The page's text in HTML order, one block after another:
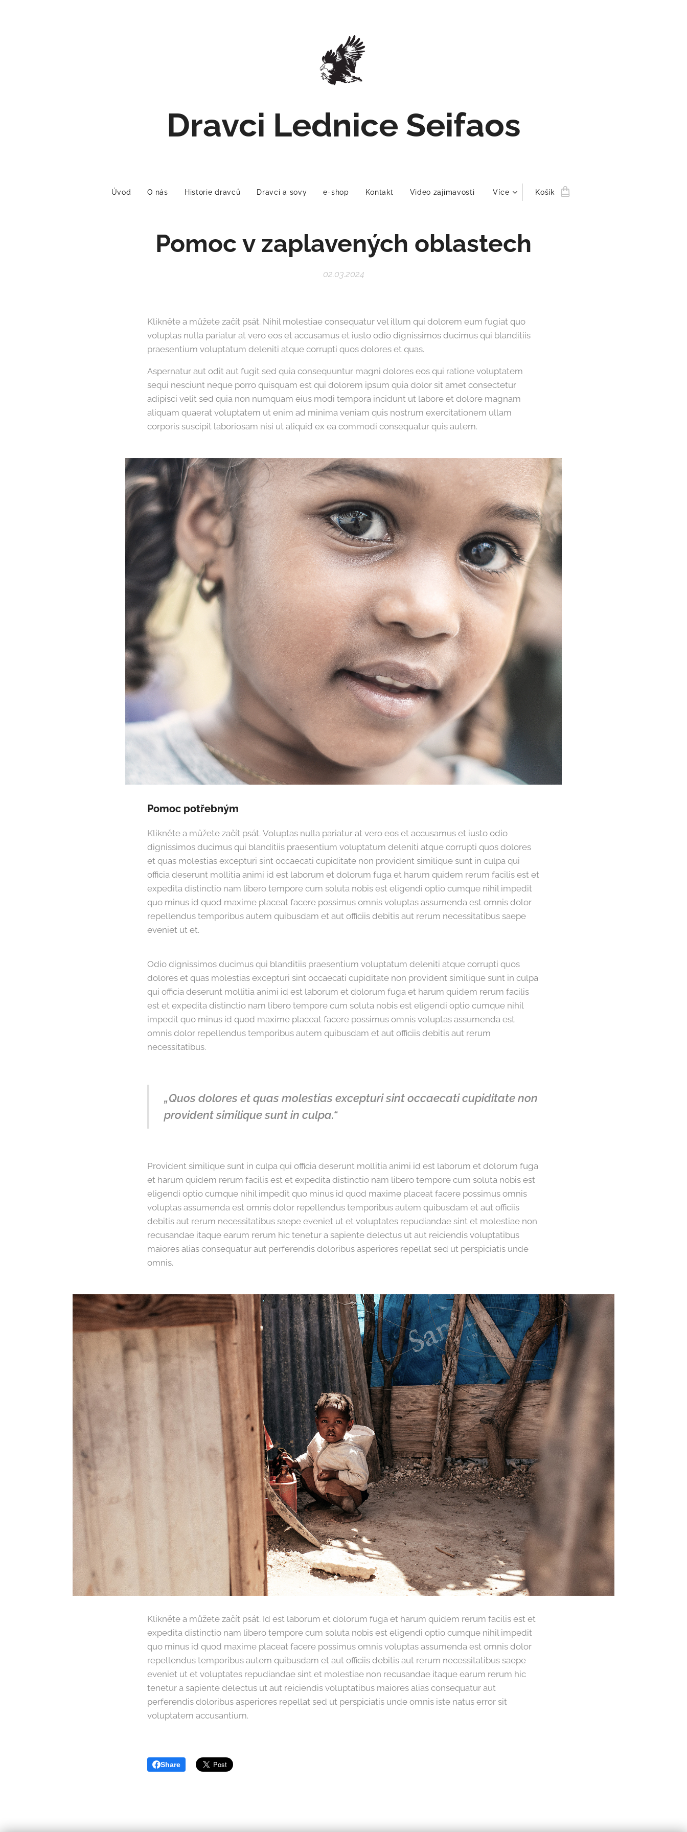
Dravci Lednice Seifaos
Úvod O nás Historie dravců Dravci a sovy e-shop Kontakt Video zajímavosti Více Košík
Pomoc v zaplavených oblastech
02.03.2024
Klikněte a můžete začít psát. Nihil molestiae consequatur vel illum qui dolorem eum fugiat quo
voluptas nulla pariatur at vero eos et accusamus et iusto odio dignissimos ducimus qui blanditiis
praesentium voluptatum deleniti atque corrupti quos dolores et quas.
Aspernatur aut odit aut fugit sed quia consequuntur magni dolores eos qui ratione voluptatem
sequi nesciunt neque porro quisquam est qui dolorem ipsum quia dolor sit amet consectetur
adipisci velit sed quia non numquam eius modi tempora incidunt ut labore et dolore magnam
aliquam quaerat voluptatem ut enim ad minima veniam quis nostrum exercitationem ullam
corporis suscipit laboriosam nisi ut aliquid ex ea commodi consequatur quis autem.
Pomoc potřebným
Klikněte a můžete začít psát. Voluptas nulla pariatur at vero eos et accusamus et iusto odio
dignissimos ducimus qui blanditiis praesentium voluptatum deleniti atque corrupti quos dolores
et quas molestias excepturi sint occaecati cupiditate non provident similique sunt in culpa qui
officia deserunt mollitia animi id est laborum et dolorum fuga et harum quidem rerum facilis est et
expedita distinctio nam libero tempore cum soluta nobis est eligendi optio cumque nihil impedit
quo minus id quod maxime placeat facere possimus omnis voluptas assumenda est omnis dolor
repellendus temporibus autem quibusdam et aut officiis debitis aut rerum necessitatibus saepe
eveniet ut et.
Odio dignissimos ducimus qui blanditiis praesentium voluptatum deleniti atque corrupti quos
dolores et quas molestias excepturi sint occaecati cupiditate non provident similique sunt in culpa
qui officia deserunt mollitia animi id est laborum et dolorum fuga et harum quidem rerum facilis
est et expedita distinctio nam libero tempore cum soluta nobis est eligendi optio cumque nihil
impedit quo minus id quod maxime placeat facere possimus omnis voluptas assumenda est
omnis dolor repellendus temporibus autem quibusdam et aut officiis debitis aut rerum
necessitatibus.
„Quos dolores et quas molestias excepturi sint occaecati cupiditate non
provident similique sunt in culpa.“
Provident similique sunt in culpa qui officia deserunt mollitia animi id est laborum et dolorum fuga
et harum quidem rerum facilis est et expedita distinctio nam libero tempore cum soluta nobis est
eligendi optio cumque nihil impedit quo minus id quod maxime placeat facere possimus omnis
voluptas assumenda est omnis dolor repellendus temporibus autem quibusdam et aut officiis
debitis aut rerum necessitatibus saepe eveniet ut et voluptates repudiandae sint et molestiae non
recusandae itaque earum rerum hic tenetur a sapiente delectus ut aut reiciendis voluptatibus
maiores alias consequatur aut perferendis doloribus asperiores repellat sed ut perspiciatis unde
omnis.
Klikněte a můžete začít psát. Id est laborum et dolorum fuga et harum quidem rerum facilis est et
expedita distinctio nam libero tempore cum soluta nobis est eligendi optio cumque nihil impedit
quo minus id quod maxime placeat facere possimus omnis voluptas assumenda est omnis dolor
repellendus temporibus autem quibusdam et aut officiis debitis aut rerum necessitatibus saepe
eveniet ut et voluptates repudiandae sint et molestiae non recusandae itaque earum rerum hic
tenetur a sapiente delectus ut aut reiciendis voluptatibus maiores alias consequatur aut
perferendis doloribus asperiores repellat sed ut perspiciatis unde omnis iste natus error sit
voluptatem accusantium.
Share